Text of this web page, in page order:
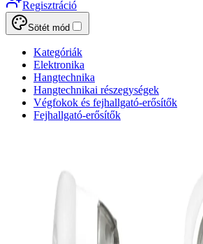
Regisztráció
Sötét mód
Kategóriák
Elektronika
Hangtechnika
Hangtechnikai részegységek
Végfokok és fejhallgató-erősítők
Fejhallgató-erősítők